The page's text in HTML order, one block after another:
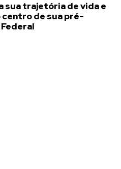
sua trajetória de vida e
centro de sua pré-